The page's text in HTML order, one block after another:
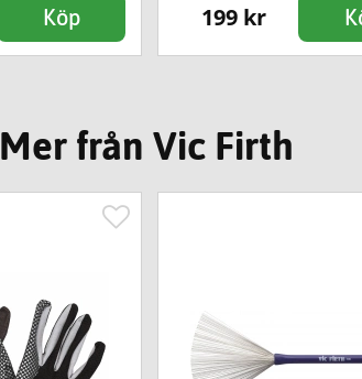
Köp 199 kr
Mer från Vic Firth